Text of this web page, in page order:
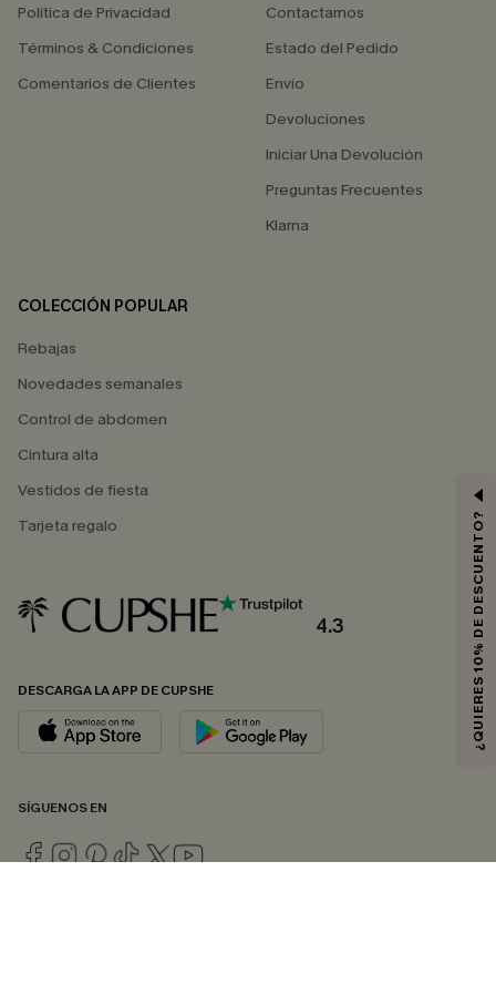
Política de Privacidad
Términos & Condiciones
Comentarios de Clientes
Contactarnos
Estado del Pedido
Envío
Devoluciones
Iniciar Una Devolución
Preguntas Frecuentes
Klarna
COLECCIÓN POPULAR
Rebajas
Novedades semanales
Control de abdomen
Cintura alta
Vestidos de fiesta
Tarjeta regalo
4.3
DESCARGA LA APP DE CUPSHE
SÍGUENOS EN
¿QUIERES 10% DE DESCUENTO?